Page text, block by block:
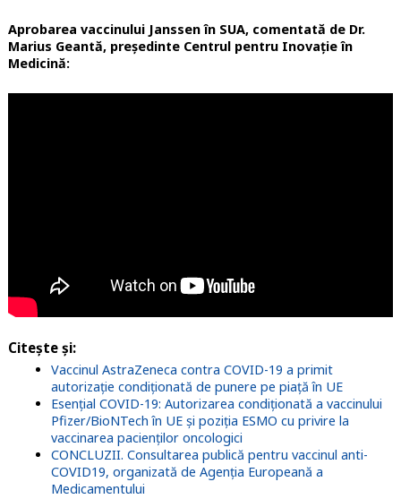
Aprobarea vaccinului Janssen în SUA, comentată de Dr.
Marius Geantă, președinte Centrul pentru Inovație în
Medicină:
Citește și:
Vaccinul AstraZeneca contra COVID-19 a primit
autorizație condiționată de punere pe piață în UE
Esențial COVID-19: Autorizarea condiționată a vaccinului
Pfizer/BioNTech în UE și poziția ESMO cu privire la
vaccinarea pacienților oncologici
CONCLUZII. Consultarea publică pentru vaccinul anti-
COVID19, organizată de Agenția Europeană a
Medicamentului